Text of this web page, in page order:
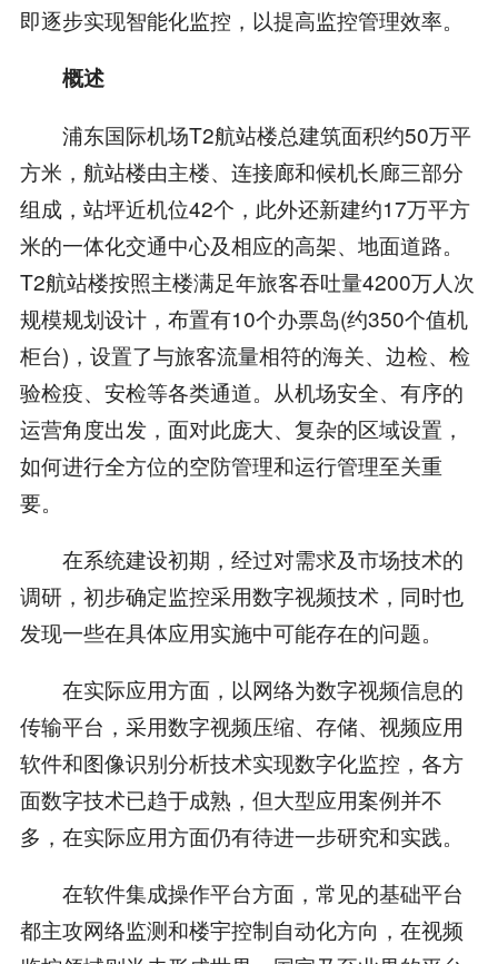
即逐步实现智能化监控，以提高监控管理效率。
概述
浦东国际机场T2航站楼总建筑面积约50万平
方米，航站楼由主楼、连接廊和候机长廊三部分
组成，站坪近机位42个，此外还新建约17万平方
米的一体化交通中心及相应的高架、地面道路。
T2航站楼按照主楼满足年旅客吞吐量4200万人次
规模规划设计，布置有10个办票岛(约350个值机
柜台)，设置了与旅客流量相符的海关、边检、检
验检疫、安检等各类通道。从机场安全、有序的
运营角度出发，面对此庞大、复杂的区域设置，
如何进行全方位的空防管理和运行管理至关重
要。
在系统建设初期，经过对需求及市场技术的
调研，初步确定监控采用数字视频技术，同时也
发现一些在具体应用实施中可能存在的问题。
在实际应用方面，以网络为数字视频信息的
传输平台，采用数字视频压缩、存储、视频应用
软件和图像识别分析技术实现数字化监控，各方
面数字技术已趋于成熟，但大型应用案例并不
多，在实际应用方面仍有待进一步研究和实践。
在软件集成操作平台方面，常见的基础平台
都主攻网络监测和楼宇控制自动化方向，在视频